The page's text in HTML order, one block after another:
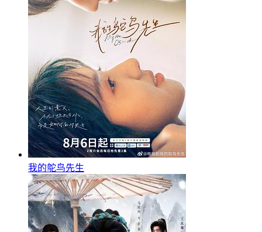
我的鸵鸟先生